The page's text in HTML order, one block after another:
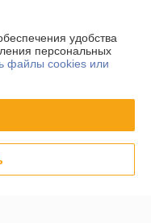
удобства
персональных
файлы cookies или